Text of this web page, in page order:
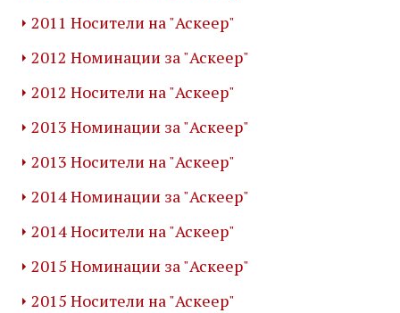
2011 Носители на "Аскеер"
2012 Номинации за "Аскеер"
2012 Носители на "Аскеер"
2013 Номинации за "Аскеер"
2013 Носители на "Аскеер"
2014 Номинации за "Аскеер"
2014 Носители на "Аскеер"
2015 Номинации за "Аскеер"
2015 Носители на "Аскеер"